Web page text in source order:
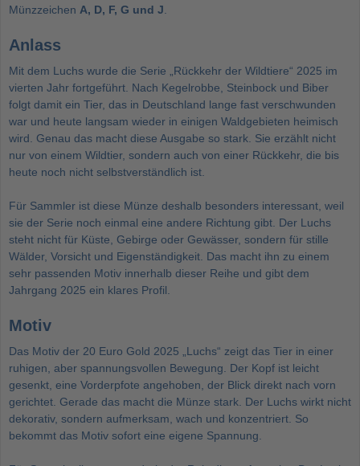
Münzzeichen A, D, F, G und J
Anlass
Mit dem Luchs wurde die Serie „Rückkehr der Wildtiere“ 2025 im
vierten Jahr fortgeführt. Nach Kegelrobbe, Steinbock und Biber
folgt damit ein Tier, das in Deutschland lange fast verschwunden
war und heute langsam wieder in einigen Waldgebieten heimisch
wird. Genau das macht diese Ausgabe so stark. Sie erzählt nicht
nur von einem Wildtier, sondern auch von einer Rückkehr, die bis
heute noch nicht selbstverständlich ist.
Für Sammler ist diese Münze deshalb besonders interessant, weil
sie der Serie noch einmal eine andere Richtung gibt. Der Luchs
steht nicht für Küste, Gebirge oder Gewässer, sondern für stille
Wälder, Vorsicht und Eigenständigkeit. Das macht ihn zu einem
sehr passenden Motiv innerhalb dieser Reihe und gibt dem
Jahrgang 2025 ein klares Profil.
Motiv
Das Motiv der 20 Euro Gold 2025 „Luchs“ zeigt das Tier in einer
ruhigen, aber spannungsvollen Bewegung. Der Kopf ist leicht
gesenkt, eine Vorderpfote angehoben, der Blick direkt nach vorn
gerichtet. Gerade das macht die Münze stark. Der Luchs wirkt nicht
dekorativ, sondern aufmerksam, wach und konzentriert. So
bekommt das Motiv sofort eine eigene Spannung.